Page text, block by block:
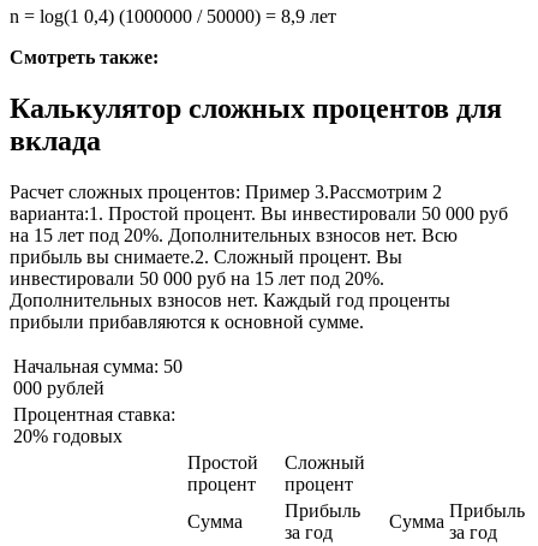
n = log(1 0,4) (1000000 / 50000) = 8,9 лет
Смотреть также:
Калькулятор сложных процентов для
вклада
Расчет сложных процентов: Пример 3.Рассмотрим 2
варианта:1. Простой процент. Вы инвестировали 50 000 руб
на 15 лет под 20%. Дополнительных взносов нет. Всю
прибыль вы снимаете.2. Сложный процент. Вы
инвестировали 50 000 руб на 15 лет под 20%.
Дополнительных взносов нет. Каждый год проценты
прибыли прибавляются к основной сумме.
Начальная сумма: 50
000 рублей
Процентная ставка:
20% годовых
Простой
процент
Сложный
процент
Сумма
Прибыль
за год
Сумма
Прибыль
за год